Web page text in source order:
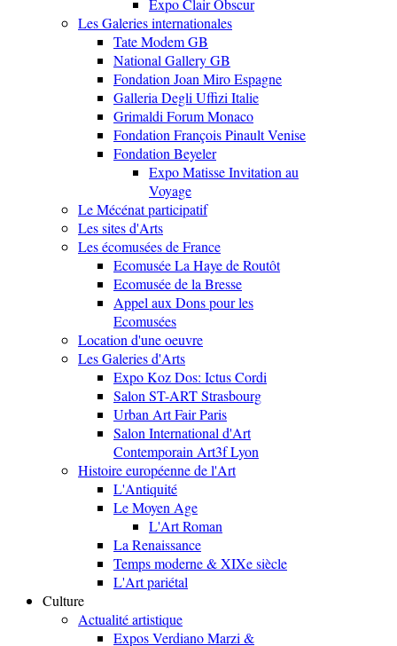
Expo Clair Obscur
Les Galeries internationales
Tate Modem GB
National Gallery GB
Fondation Joan Miro Espagne
Galleria Degli Uffizi Italie
Grimaldi Forum Monaco
Fondation François Pinault Venise
Fondation Beyeler
Expo Matisse Invitation au
Voyage
Le Mécénat participatif
Les sites d'Arts
Les écomusées de France
Ecomusée La Haye de Routôt
Ecomusée de la Bresse
Appel aux Dons pour les
Ecomusées
Location d'une oeuvre
Les Galeries d'Arts
Expo Koz Dos: Ictus Cordi
Salon ST-ART Strasbourg
Urban Art Fair Paris
Salon International d'Art
Contemporain Art3f Lyon
Histoire européenne de l'Art
L'Antiquité
Le Moyen Age
L'Art Roman
La Renaissance
Temps moderne & XIXe siècle
L'Art pariétal
Culture
Actualité artistique
Expos Verdiano Marzi &